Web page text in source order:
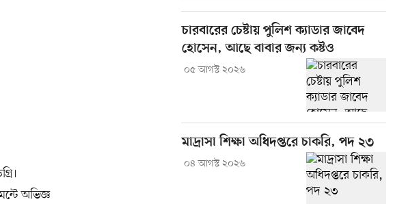
অভিজ্ঞ
চারবারের চেষ্টায় পুলিশ ক্যাডার জাবেদ
হোসেন, আছে বাবার জন্য কষ্টও
০৫ আগস্ট ২০২৬
মাদ্রাসা শিক্ষা অধিদপ্তরে চাকরি, পদ ২৩
০৪ আগস্ট ২০২৬